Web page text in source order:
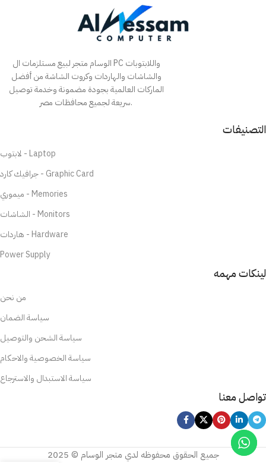
الوسام متجر لبيع مستلزمات ال PC واللابتوبات
والشاشات والهاردات وكروت الشاشة من أفضل
الماركات العالمية بجودة مضمونة وخدمة توصيل
سريعة لجميع محافظات مصر.
التصنيفات
لابتوب - Laptop
جرافيك كارد - Graphic Card
ميموري - Memories
الشاشات - Monitors
هاردات - Hardware
Power Supply
لينكات مهمه
من نحن
سياسة الضمان
سياسة الشحن والتوصيل
سياسة الخصوصية والاحكام
سياسة الاستبدال والاسترجاع
تواصل معنا
جميع الحقوق محفوظه لدي متجر الوسام © 2025